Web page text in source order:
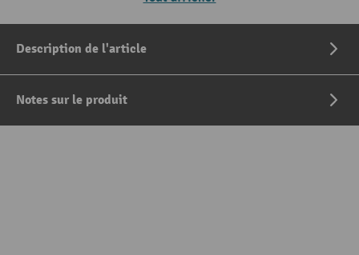
Description de l'article
Notes sur le produit